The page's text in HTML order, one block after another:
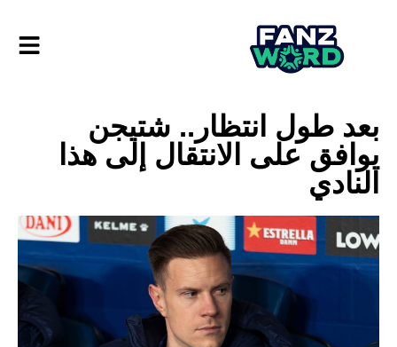
بعد طول انتظار.. شتيجن
يوافق على الانتقال إلى هذا
النادي